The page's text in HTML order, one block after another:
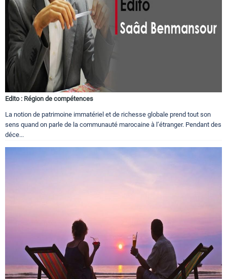
Edito : Région de compétences
La notion de patrimoine immatériel et de richesse globale prend tout son
sens quand on parle de la communauté marocaine à l’étranger. Pendant des
déce...